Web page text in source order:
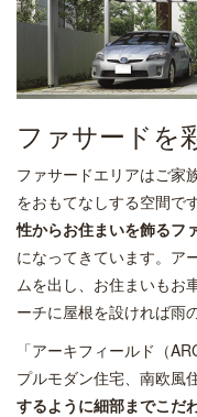
ファサードを
ファサードエリアはご家
をおもてなしする空間で
性からお住まいを飾るフ
になってきています。ア
ムを出し、お住まいもお
ーチに屋根を設ければ雨
「アーキフィールド（
プルモダン住宅、南欧風
するように細部までこだ